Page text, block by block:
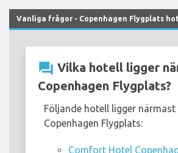
Vanliga frågor - Copenhagen Flygplats
question_answer Vilka hotell ligger
Copenhagen Flygplats?
Följande hotell ligger närmast
Copenhagen Flygplats:
Comfort Hotel